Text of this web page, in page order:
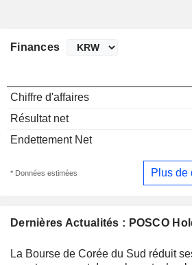
Dernières Actualités : POSCO
La Bourse de Corée du Sud réduit
Finances
Chiffre d'affaires
Résultat net
Endettement Net
* Données estimées Plus de